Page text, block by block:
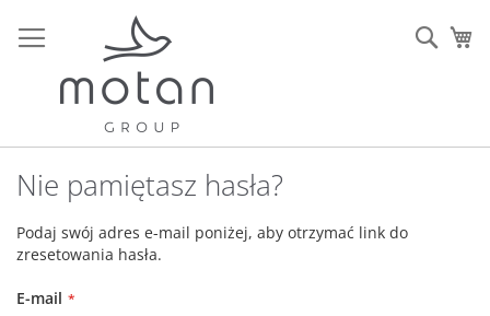
do
treści
Nie pamiętasz hasła?
Podaj swój adres e-mail poniżej, aby otrzymać link do
zresetowania hasła.
E-mail